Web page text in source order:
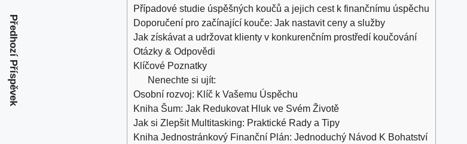
Případové​ studie‍ úspěšných koučů ‌a jejich cest k finančnímu úspěchu
Doporučení pro ‍začínající kouče: Jak ​nastavit ceny⁣ a⁤ služby
Jak získávat a⁣ udržovat klienty ‌v konkurenčním prostředí⁣ koučování
Otázky & ‍Odpovědi
Klíčové ⁤Poznatky
Nenechte si ujít:
Osobní rozvoj: Klíč k Vašemu Úspěchu
Kniha Šum: Jak Redukovat Hluk ve Svém Životě
Jak si Zlepšit Multitasking: Praktické Rady a Tipy
Kniha Jednostránkový Finanční Plán: Jednoduchý Návod K Bohatství
Předhozí Příspěvek